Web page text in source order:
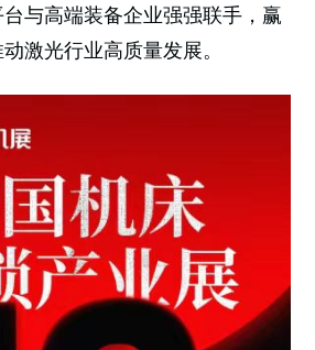
与高端装备企业强强联手，赢
激光行业高质量发展。